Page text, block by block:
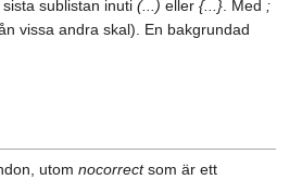
sublistan inuti (...) eller {...} . Med ;
vissa andra skal). En bakgrundad
utom nocorrectsom är ett